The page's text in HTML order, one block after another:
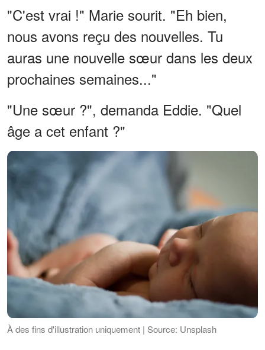
"C'est vrai !" Marie sourit. "Eh bien,
nous avons reçu des nouvelles. Tu
auras une nouvelle sœur dans les deux
prochaines semaines..."
"Une sœur ?", demanda Eddie. "Quel
âge a cet enfant ?"
À des fins d'illustration uniquement | Source: Unsplash